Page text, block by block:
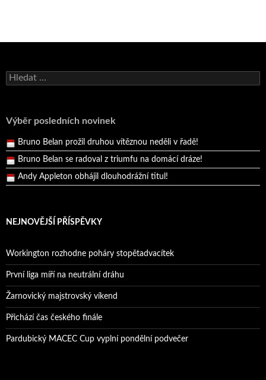
Vyhledávání
Výběr posledních novinek
Andy Appleton obhájil dlouhodrážní titul!
Bruno Belan se radoval z triumfu na domácí dráze!
Andy Appleton obhájil dlouhodrážní titul!
Reprezentační dvojice brala český titul!
NEJNOVĚJŠÍ PŘÍSPĚVKY
Workington rozhodne poháry stopětadvacítek
První liga míří na neutrální dráhu
Žarnovický majstrovský víkend
Přichází čas českého finále
Pardubický MACEC Cup vyplní pondělní podvečer